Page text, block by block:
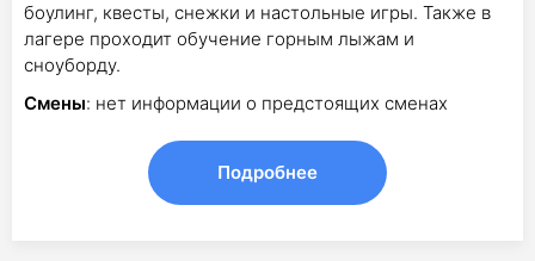
боулинг, квесты, снежки и настольные игры. Также в
лагере проходит обучение горным лыжам и
сноуборду.
Смены: нет информации о предстоящих сменах
Подробнее